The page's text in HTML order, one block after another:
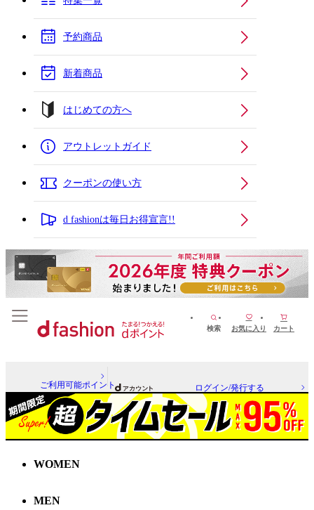
予約商品
新着商品
はじめての方へ
アウトレットガイド
クーポンの使い方
d fashionは毎日お得宣言!!
検索 お気に入り カート
ご利用可能ポイント ログイン/発行する
WOMEN
MEN